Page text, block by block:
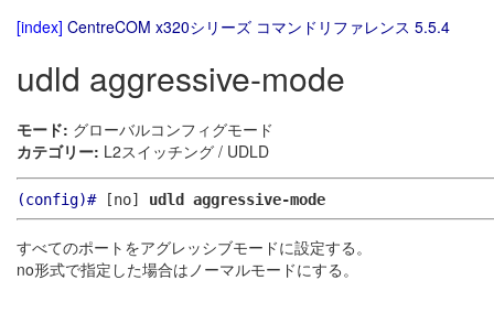
[index] CentreCOM x320シリーズ コマンドリファレンス 5.5.4
udld aggressive-mode
モード: グローバルコンフィグモード
カテゴリー: L2スイッチング / UDLD
(config)#[no] udld aggressive-mode
すべてのポートをアグレッシブモードに設定する。
no形式で指定した場合はノーマルモードにする。